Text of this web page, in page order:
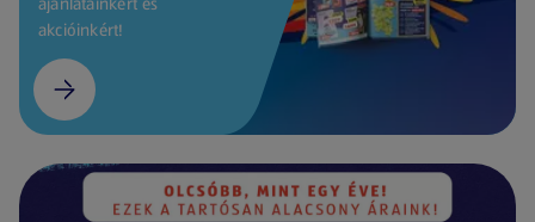
akcióinkért!